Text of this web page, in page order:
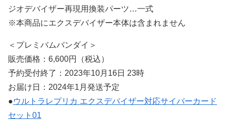
ジオデバイザー再現用換装パーツ…一式
※本商品にエクスデバイザー本体は含まれません
＜プレミバムバンダイ＞
販売価格：6,600円（税込）
予約受付終了：2023年10月16日 23時
お届け日：2024年1月発送予定
●ウルトラレプリカ エクスデバイザー対応サイバーカード
セット01